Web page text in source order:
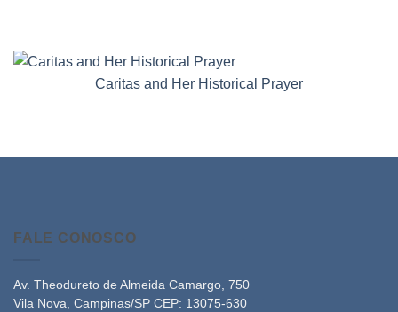
Caritas and Her Historical Prayer
FALE CONOSCO
Av. Theodureto de Almeida Camargo, 750
Vila Nova, Campinas/SP CEP: 13075-630